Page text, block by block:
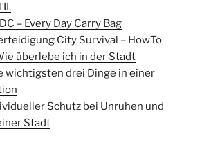
II.
– Every Day Carry Bag
City Survival – HowTo
überlebe ich in der Stadt
wichtigsten drei Dinge in einer
Schutz bei Unruhen und
Stadt